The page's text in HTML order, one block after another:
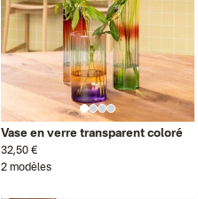
Vase en verre transparent coloré
32,50 €
2 modèles